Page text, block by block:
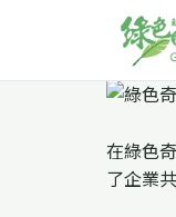
在綠色
了企業